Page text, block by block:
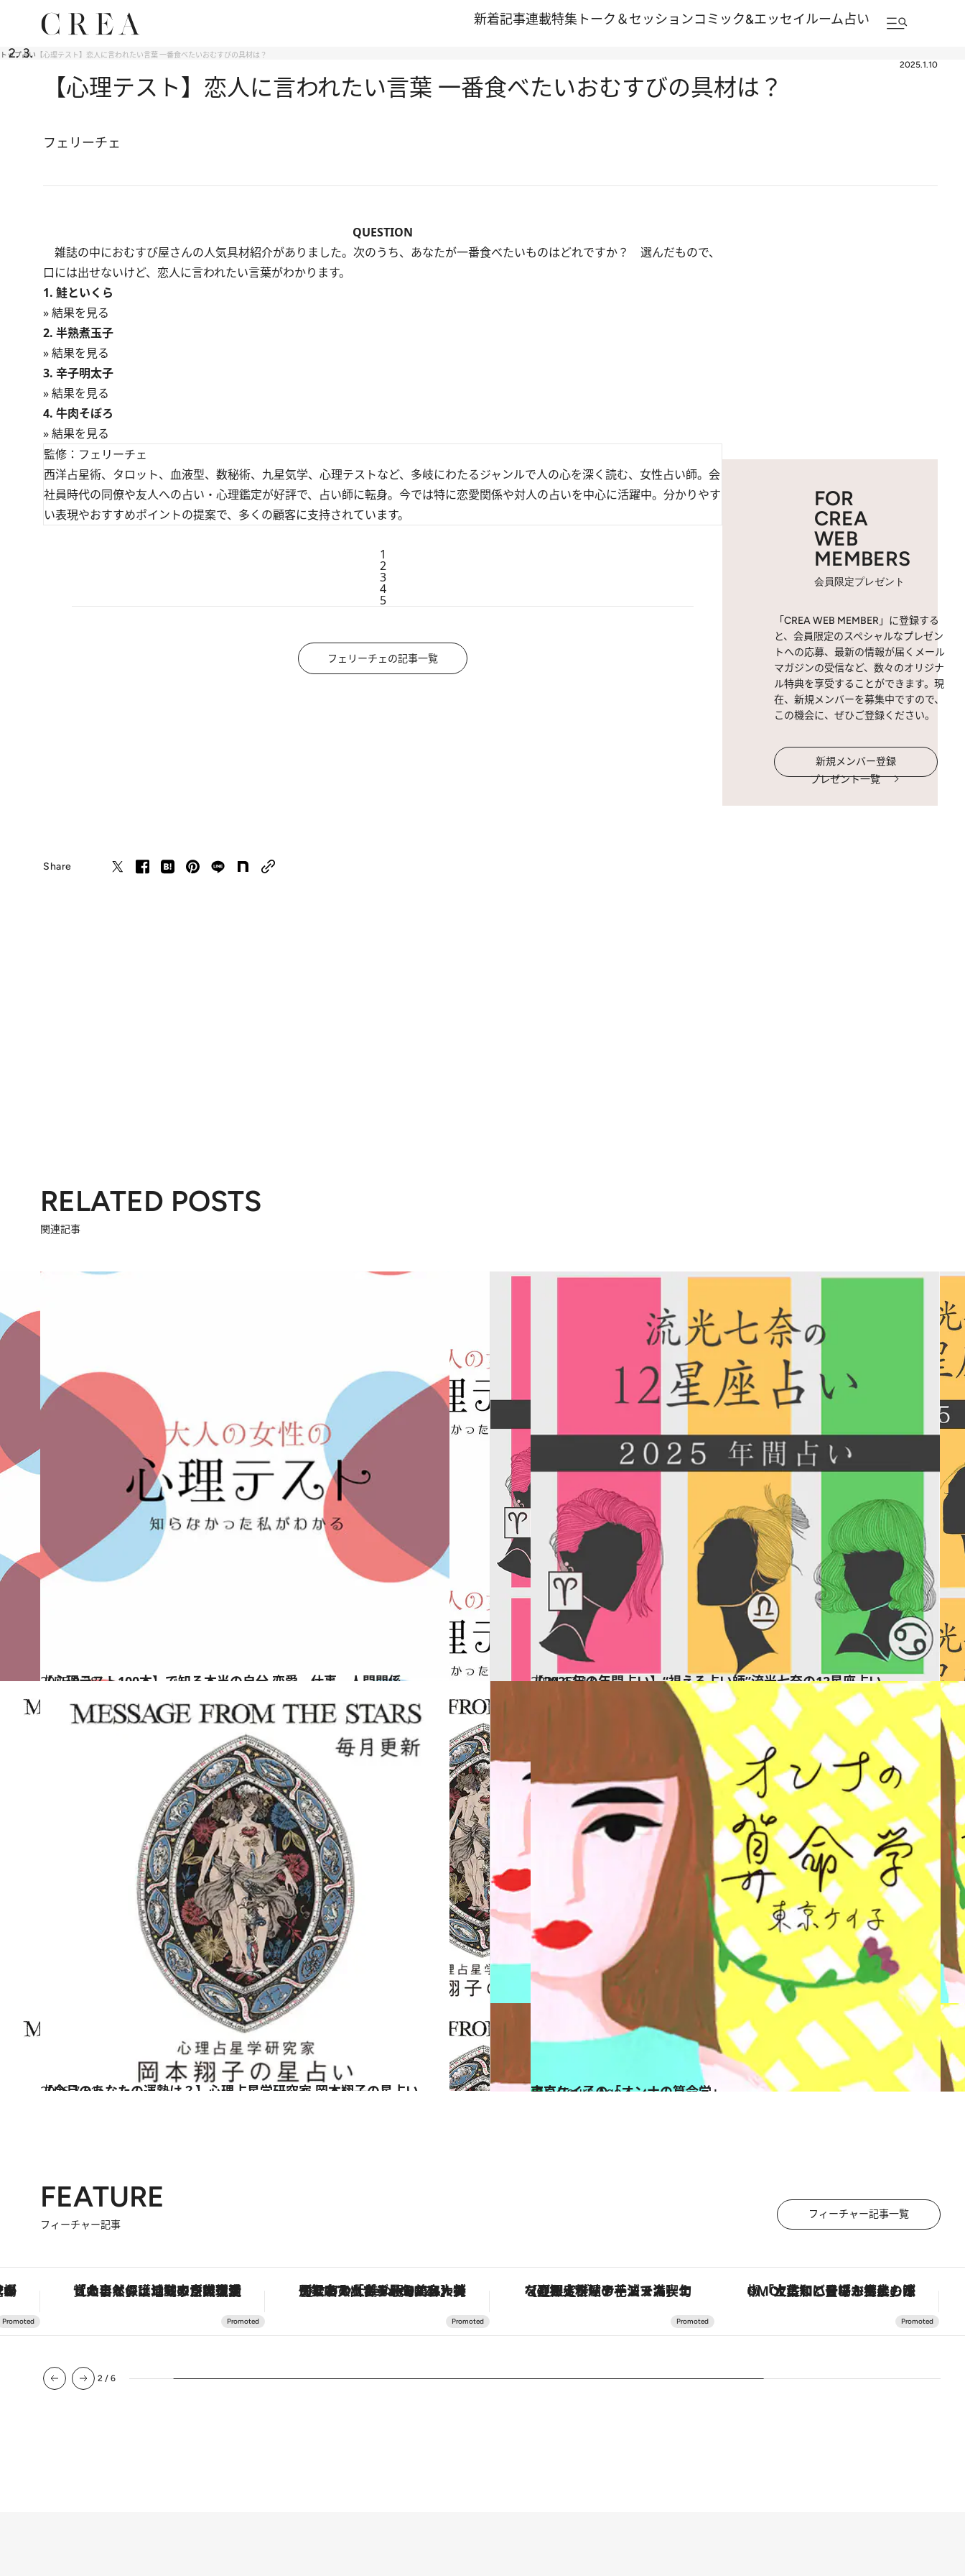
新着記事連載特集 トーク＆セッションコミック&エッセイルーム占い
トップ占い 【心理テスト】恋人に言われたい言葉 一番食べたいおむすびの具材は？
2025.1.10
【心理テスト】恋人に言われたい言葉 一番食べたいおむすびの具材は？
フェリーチェ
QUESTION
雑誌の中におむすび屋さんの人気具材紹介がありました。次のうち、あなたが一番食べたいものはどれですか？ 選んだもので、
口には出せないけど、恋人に言われたい言葉がわかります。
1. 鮭といくら
» 結果を見る
2. 半熟煮玉子
» 結果を見る
3. 辛子明太子
» 結果を見る
4. 牛肉そぼろ
» 結果を見る
監修：フェリーチェ
西洋占星術、タロット、血液型、数秘術、九星気学、心理テストなど、多岐にわたるジャンルで人の心を深く読む、女性占い師。会
社員時代の同僚や友人への占い・心理鑑定が好評で、占い師に転身。今では特に恋愛関係や対人の占いを中心に活躍中。分かりやす
い表現やおすすめポイントの提案で、多くの顧客に支持されています。
1
2
3
4
5
フェリーチェの記事一覧
Share
FOR
CREA
WEB
MEMBERS
会員限定プレゼント
「CREA WEB MEMBER」に登録する
と、会員限定のスペシャルなプレゼン
トへの応募、最新の情報が届くメール
マガジンの受信など、数々のオリジナ
ル特典を享受することができます。現
在、新規メンバーを募集中ですので、
この機会に、ぜひご登録ください。
新規メンバー登録
プレゼント一覧
RELATED POSTS
関連記事
2025.9.28
【心理テスト100本】で知る本当の自分 恋愛、仕事、人間関係…
占い 2024.12.13
【2025年の年間占い】“視える占い師”流光七奈の12星座占い
占い
2026.7.31
【今月のあなたの運勢は？】心理占星学研究家 岡本翔子の星占い
占い 6 Hours Ago
東京ケイ子の「オンナの算命学」
占い
FEATURE
フィーチャー記事
フィーチャー記事一覧
」。旅愛好家のお気に入りコレクションから、ジェンダーレスな新作が登場 「大事なのは地域の意識を変えること」。ロレックス賞受賞の自然保護活動家が実現させたナイジェリアの自然環境の復活 【銀座で出合う最旬美容】美髪ケアや上質な眠り…セルフケアのアップデートから、特別な名入れギフトまで。大人のための「ReFa GINZA」クルーズ 【夏限定ディナーコース】旬を迎える稚鮎や花ズッキーニなどをイタリア・トスカーナの郷土料理の手法で満喫！ 「土佐和ハーブかき氷」がOMO7高知に登場！生姜、山椒、大葉など目にも舌にも涼を呼ぶ郷土の味
2 / 6